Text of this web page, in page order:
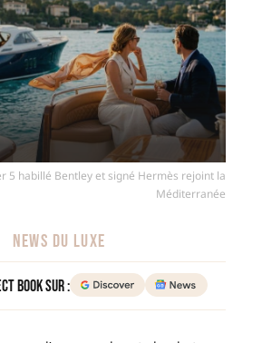
5 habillé Bentley et signé Hermès rejoint la
Méditerranée
NEWS DU LUXE
Book sur :